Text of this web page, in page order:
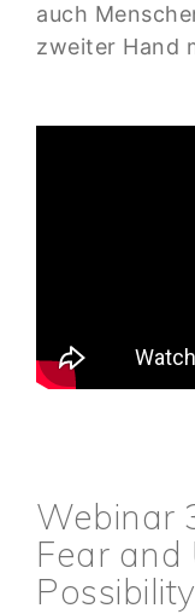
auch
zweiter Hand
Webinar
Fear
Possibility